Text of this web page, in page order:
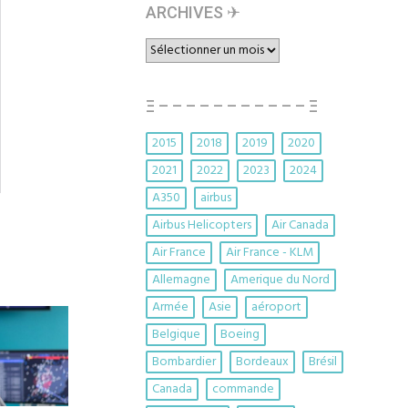
ARCHIVES ✈︎
ARCHIVES
✈︎
Ξ – – – – – – – – – – – Ξ
2015 2018 2019
2020
2021
2022 2023
2024
A350
airbus
Airbus Helicopters
Air Canada
Air France
Air France - KLM
Allemagne
Amerique du Nord
Armée
Asie
aéroport
Belgique
Boeing
Bombardier
Bordeaux
Brésil
Canada
commande